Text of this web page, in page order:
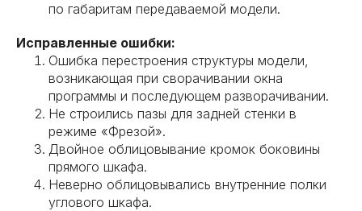
по габаритам передаваемой модели.
Исправленные ошибки:
Ошибка перестроения структуры модели,
возникающая при сворачивании окна
программы и последующем разворачивании.
Не строились пазы для задней стенки в
режиме «Фрезой».
Двойное облицовывание кромок боковины
прямого шкафа.
Неверно облицовывались внутренние полки
углового шкафа.